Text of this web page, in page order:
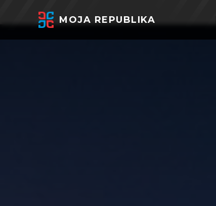
MOJA REPUBLIKA